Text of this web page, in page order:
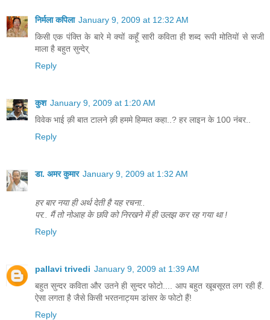
निर्मला कपिला January 9, 2009 at 12:32 AM
किसी एक पंक्ति के बारे मे क्यों कहूँ सारी कविता ही शब्द रूपी मोतियों से सजी
माला है बहुत सुन्देर्
Reply
कुश January 9, 2009 at 1:20 AM
विवेक भाई क़ी बात टालने क़ी हममे हिम्मत कहा..? हर लाइन के 100 नंबर..
Reply
डा. अमर कुमार January 9, 2009 at 1:32 AM
हर बार नया ही अर्थ देती है यह रचना..
पर.. मैं तो नोआह के छवि को निरखने में ही उलझ कर रह गया था !
Reply
pallavi trivedi January 9, 2009 at 1:39 AM
बहुत सुन्दर कविता और उतने ही सुन्दर फोटो.... आप बहुत खूबसूरत लग रही हैं.
ऐसा लगता है जैसे किसी भरतनाट्यम डांसर के फोटो हैं!
Reply